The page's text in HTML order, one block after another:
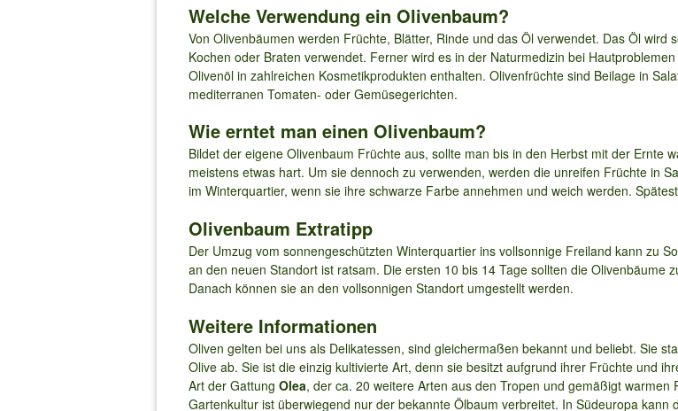
Welche Verwendung ein Olivenbaum?
Von Olivenbäumen werden Früchte, Blätter, Rinde und das Öl verwendet. Das Öl wird
Kochen oder Braten verwendet. Ferner wird es in der Naturmedizin bei
Olivenöl in zahlreichen Kosmetikprodukten enthalten. Olivenfrüchte sind Beilage in
mediterranen Tomaten- oder Gemüsegerichten.
Wie erntet man einen Olivenbaum?
Bildet der eigene Olivenbaum Früchte aus, sollte man bis in den Herbst mit der Ernte
meistens etwas hart. Um sie dennoch zu verwenden, werden die unreifen Früchte in
im Winterquartier, wenn sie ihre schwarze Farbe annehmen und weich werden.
Olivenbaum Extratipp
Der Umzug vom sonnengeschützten Winterquartier ins vollsonnige Freiland kann zu
an den neuen Standort ist ratsam. Die ersten 10 bis 14 Tage sollten die Olivenbäume
Danach können sie an den vollsonnigen Standort umgestellt werden.
Weitere Informationen
Oliven gelten bei uns als Delikatessen, sind gleichermaßen bekannt und beliebt. Sie
Olive ab. Sie ist die einzig kultivierte Art, denn sie besitzt aufgrund ihrer Früchte und
Art der Gattung Olea, der ca. 20 weitere Arten aus den Tropen und gemäßigt
Gartenkultur ist überwiegend nur der bekannte Ölbaum verbreitet. In Südeuropa